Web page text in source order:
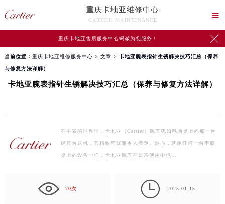
重庆卡地亚维修中心
CARTIER MAINTENANCE

重庆卡地亚售后服务中心竭诚为您服务！ 
当前位置： 重庆卡地亚维修服务中心 > 文章 > 卡地亚腕表指针生锈解决技巧汇总（保养
与修复方法详解）
卡地亚腕表指针生锈解决技巧汇总（保养与修复方法详解）
在手表的世界里，卡地亚（Cartier）腕表犹如电脑桌上的那一台
经典台式机，其精致与优雅令人着迷。然而，就像任何一台电脑
桌上的设备一样，卡地亚腕表在日常使用中也…
70次  2025-01-15